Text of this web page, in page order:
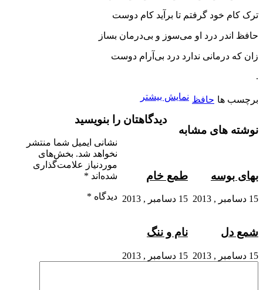
ترک کام خود گرفتم تا برآید کام دوست
حافظ اندر درد او می‌سوز و بی‌درمان بساز
زان که درمانی ندارد درد بی‌آرام دوست
.
برچسب ها حافظ نمایش بیشتر
نوشته های مشابه
بهای بوسه
15 دسامبر , 2013
طمع خام
15 دسامبر , 2013
شمع دل
15 دسامبر , 2013
نام و ننگ
15 دسامبر , 2013
دیدگاهتان را بنویسید
نشانی ایمیل شما منتشر
نخواهد شد. بخش‌های
موردنیاز علامت‌گذاری
شده‌اند *
دیدگاه *